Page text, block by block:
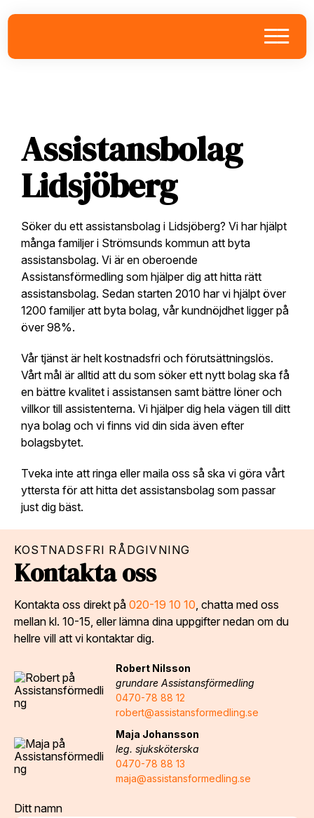
to
navigation
to
content
to
Assistansbolag
Lidsjöberg
Söker du ett assistansbolag i Lidsjöberg? Vi har hjälpt
många familjer i Strömsunds kommun att byta
assistansbolag. Vi är en oberoende
Assistansförmedling som hjälper dig att hitta rätt
assistansbolag. Sedan starten 2010 har vi hjälpt över
1200 familjer att byta bolag, vår kundnöjdhet ligger på
över 98%.
Vår tjänst är helt kostnadsfri och förutsättningslös.
Vårt mål är alltid att du som söker ett nytt bolag ska få
en bättre kvalitet i assistansen samt bättre löner och
villkor till assistenterna. Vi hjälper dig hela vägen till ditt
nya bolag och vi finns vid din sida även efter
bolagsbytet.
Tveka inte att ringa eller maila oss så ska vi göra vårt
yttersta för att hitta det assistansbolag som passar
just dig bäst.
KOSTNADSFRI RÅDGIVNING
Kontakta oss
Kontakta oss direkt på 020-19 10 10 , chatta med oss
mellan kl. 10-15, eller lämna dina uppgifter nedan om du
hellre vill att vi kontaktar dig.
Robert Nilsson
grundare Assistansförmedling
0470-78 88 12
robert@assistansformedling.se
Maja Johansson
leg. sjuksköterska
0470-78 88 13
maja@assistansformedling.se
Ditt namn